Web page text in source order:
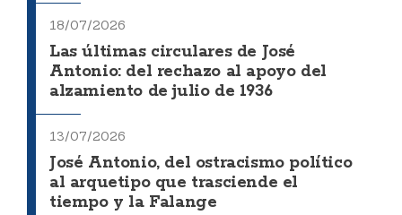
18/07/2026
Las últimas circulares de José
Antonio: del rechazo al apoyo del
alzamiento de julio de 1936
13/07/2026
José Antonio, del ostracismo político
al arquetipo que trasciende el
tiempo y la Falange